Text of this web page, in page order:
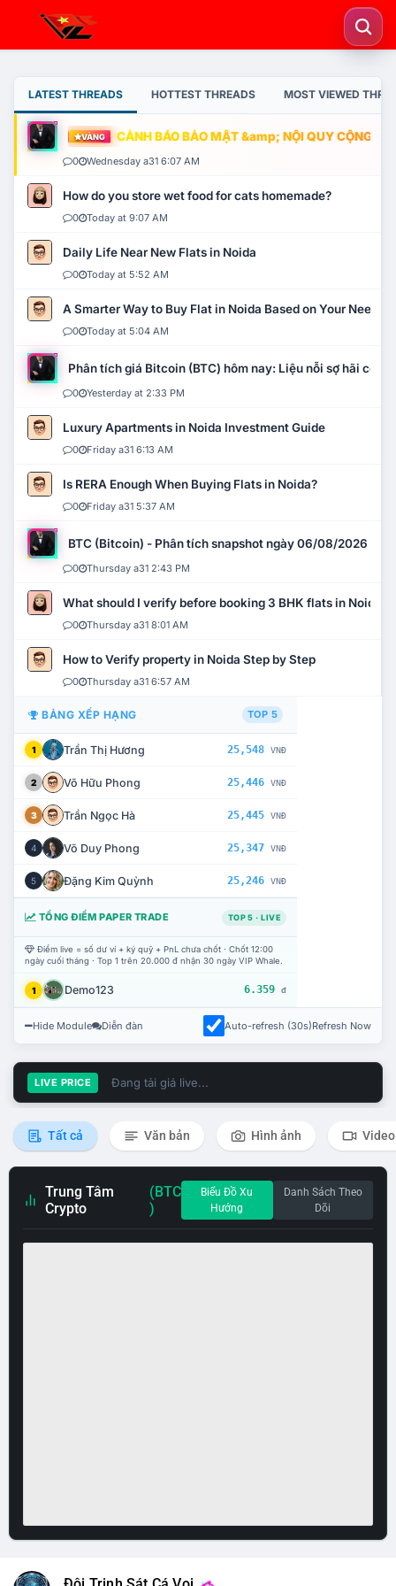
LATEST THREADS HOTTEST THREADS MOST VIEWED
VÀNG CẢNH BÁO BẢO MẬT &amp; NỘI QUY CỘNG
0 Wednesday a31 6:07 AM
How do you store wet food for cats homemade?
0 Today at 9:07 AM
Daily Life Near New Flats in Noida
0 Today at 5:52 AM
A Smarter Way to Buy Flat in Noida Based on Your Needs
0 Today at 5:04 AM
Phân tích giá Bitcoin (BTC) hôm nay: Liệu nỗi sợ hãi có
0 Yesterday at 2:33 PM
Luxury Apartments in Noida Investment Guide
0 Friday a31 6:13 AM
Is RERA Enough When Buying Flats in Noida?
0 Friday a31 5:37 AM
BTC (Bitcoin) - Phân tích snapshot ngày 06/08/2026
0 Thursday a31 2:43 PM
What should I verify before booking 3 BHK flats in Noida?
0 Thursday a31 8:01 AM
How to Verify property in Noida Step by Step
0 Thursday a31 6:57 AM
BẢNG XẾP HẠNG TOP 5
1 Trần Thị Hương 25,548 VNĐ
2 Võ Hữu Phong 25,446 VNĐ
3 Trần Ngọc Hà 25,445 VNĐ
4 Võ Duy Phong 25,347 VNĐ
5 Đặng Kim Quỳnh 25,246 VNĐ
TỔNG ĐIỂM PAPER TRADE TOP 5 · LIVE
Điểm live = số dư ví + ký quỹ + PnL chưa chốt · Chốt 12:00
ngày cuối tháng · Top 1 trên 20.000 đ nhận 30 ngày VIP Whale.
1 Demo123 6.359 đ
Hide Module Diễn đàn Auto-refresh (30s)Refresh Now
LIVE PRICE Đang tải giá live...
Tất cả Văn bản Hình ảnh Video
Trung Tâm
Crypto
(BTC
)
Biểu Đồ Xu
Hướng
Danh Sách Theo
Dõi